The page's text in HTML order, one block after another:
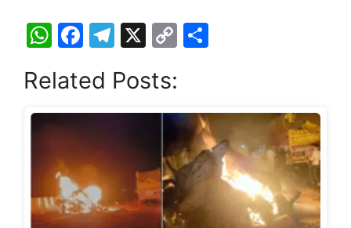
W
at
s
A
p
p
F
c
e
b
o
o
k
T
e
gr
m
X
C
y
Li
n
k
e
Related Posts: